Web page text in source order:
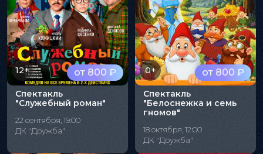
от 800 ₽
12+
Спектакль
"Служебный роман"
22 сентября, 19:00
ДК "Дружба"
от 800 ₽
0+
Спектакль
"Белоснежка и семь
гномов"
18 октября, 12:00
ДК "Дружба"